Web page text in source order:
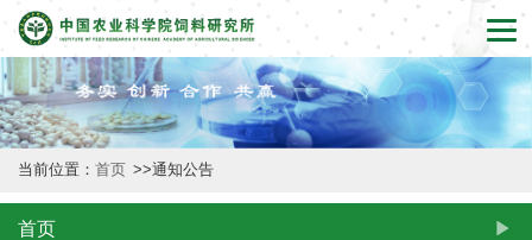
首
页
本
所
概
当前位置： 首页 >>通知公告
首页